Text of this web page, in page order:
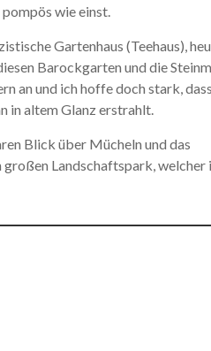
wie einst.
Gartenhaus (Teehaus),
Barockgarten und die
an und ich hoffe doch stark,
in altem Glanz erstrahlt.
Blick über Mücheln und das
großen Landschaftspark, welcher